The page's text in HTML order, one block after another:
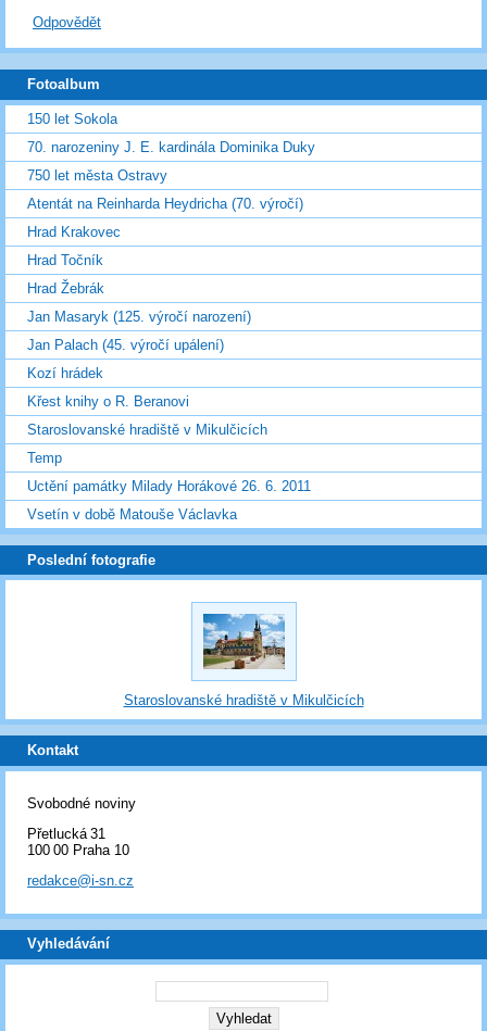
Odpovědět
Fotoalbum
150 let Sokola
70. narozeniny J. E. kardinála Dominika Duky
750 let města Ostravy
Atentát na Reinharda Heydricha (70. výročí)
Hrad Krakovec
Hrad Točník
Hrad Žebrák
Jan Masaryk (125. výročí narození)
Jan Palach (45. výročí upálení)
Kozí hrádek
Křest knihy o R. Beranovi
Staroslovanské hradiště v Mikulčicích
Temp
Uctění památky Milady Horákové 26. 6. 2011
Vsetín v době Matouše Václavka
Poslední fotografie
Staroslovanské hradiště v Mikulčicích
Kontakt
Svobodné noviny
Přetlucká 31
100 00 Praha 10
redakce@i-sn.cz
Vyhledávání